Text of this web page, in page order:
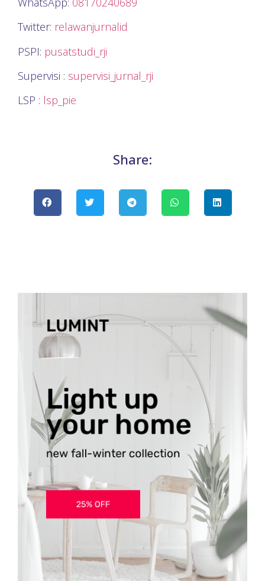
Twitter: relawanjurnalid
PSPI: pusatstudi_rji
Supervisi : supervisi_jurnal_rji
LSP : lsp_pie
Share: